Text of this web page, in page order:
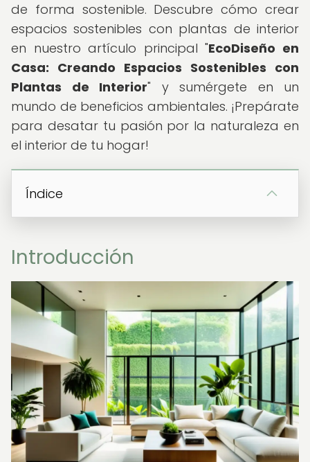
de forma sostenible. Descubre cómo crear
espacios sostenibles con plantas de interior
en nuestro artículo principal "EcoDiseño en
Casa: Creando Espacios Sostenibles con
Plantas de Interior" y sumérgete en un
mundo de beneficios ambientales. ¡Prepárate
para desatar tu pasión por la naturaleza en
el interior de tu hogar!
Índice
Introducción